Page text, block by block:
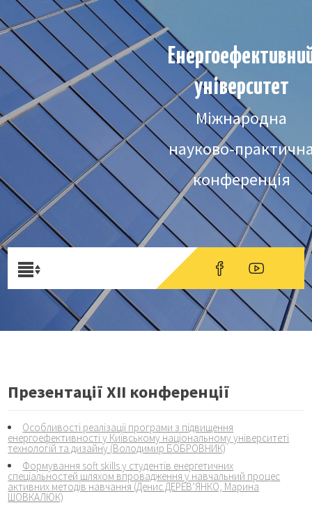
університет
Міжнародна
науково-
конференція
Презентації ХІІ конференції
Особливості реалізації програми з підвищення
енергоефективності у Київському національному університеті
технологій та дизайну (Володимир БОБРОВНИК)
Формування soft skills у студентів енергетичних
спеціальностей шляхом впровадження у навчальний процес
активних методів навчання (Денис ДЕРЕВ’ЯНКО, Марина
ШОВКАЛЮК)